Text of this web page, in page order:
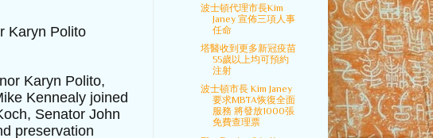
Karyn Polito
Karyn Polito,
Kennealy joined
Senator John
preservation
波士頓代理市長Kim
Janey 宣佈三項人事
任命
塔醫收到更多新冠疫苗
55歲以上均可預約
注射
波士頓市長 Kim Janey
要求MBTA恢復全面
服務 將發放1000張
免費查理票